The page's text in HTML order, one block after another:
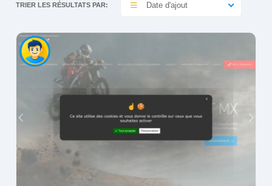
TRIER LES RÉSULTATS PAR: Date d'ajout